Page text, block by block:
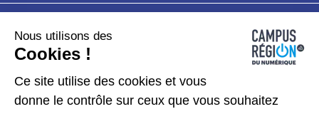
Plan du site
Données personnelles
Nous utilisons des
Cookies !
Ce site utilise des cookies et vous
donne le contrôle sur ceux que vous souhaitez